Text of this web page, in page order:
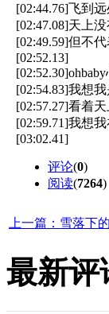
[02:44.76]飞到
[02:47.08]天上
[02:49.59]但不
[02:52.13]
[02:54.83]我想
[02:57.27]看着
[02:59.71]我想
[03:02.41]
评论(0)
阅读(7264)
上一篇：雪落下
最新评